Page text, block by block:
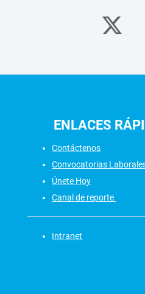
ENLACES
Contáctenos
Convocatorias
Únete Hoy
Canal de reporte
Intranet